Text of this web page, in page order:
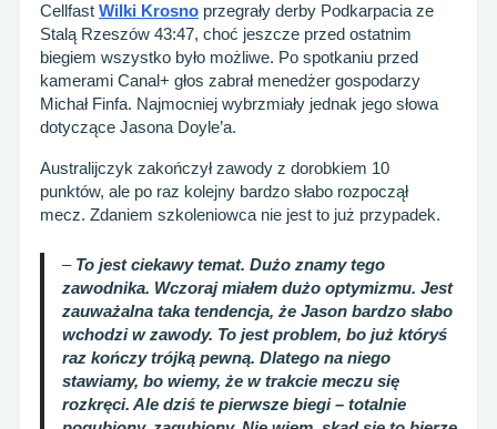
Cellfast Wilki Krosno przegrały derby Podkarpacia ze
Stalą Rzeszów 43:47, choć jeszcze przed ostatnim
biegiem wszystko było możliwe. Po spotkaniu przed
kamerami Canal+ głos zabrał menedżer gospodarzy
Michał Finfa. Najmocniej wybrzmiały jednak jego słowa
dotyczące Jasona Doyle’a.
Australijczyk zakończył zawody z dorobkiem 10
punktów, ale po raz kolejny bardzo słabo rozpoczął
mecz. Zdaniem szkoleniowca nie jest to już przypadek.
– To jest ciekawy temat. Dużo znamy tego
zawodnika. Wczoraj miałem dużo optymizmu. Jest
zauważalna taka tendencja, że Jason bardzo słabo
wchodzi w zawody. To jest problem, bo już któryś
raz kończy trójką pewną. Dlatego na niego
stawiamy, bo wiemy, że w trakcie meczu się
rozkręci. Ale dziś te pierwsze biegi – totalnie